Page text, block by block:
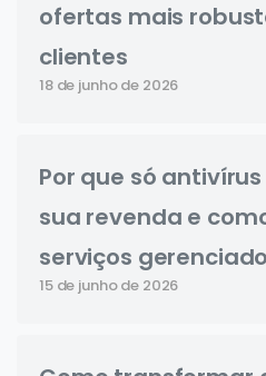
ofertas mais
clientes
18 de junho de 2026
Por que só
sua revenda e
serviços
15 de junho de 2026